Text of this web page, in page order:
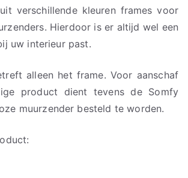
verschillende kleuren frames voor
Hierdoor is er altijd wel een
uw interieur past.
alleen het frame. Voor aanschaf
product dient tevens de Somfy
muurzender besteld te worden.